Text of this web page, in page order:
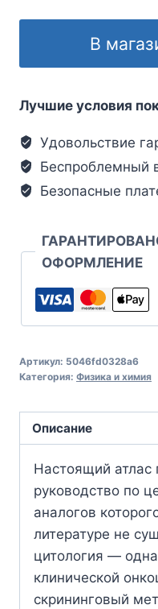
В
Лучшие условия
Удовольствие
Беспроблемный
Безопасные
ОФОРМЛЕНИЕ
Артикул: 5046fd0328a6
Категория: Физика и химия
Описание
Настоящий атлас
руководство по
аналогов
литературе не
цитология —
клинической
скрининговый